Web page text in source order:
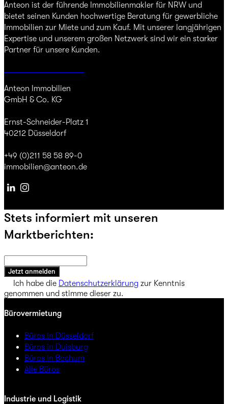
Anteon ist der führende Immobilienmakler für NRW und
bietet seinen Kunden hochwertige Beratung für gewerbliche
Immobilien zur Miete und zum Kauf. Mit unserer langjährigen
Expertise und unserem großen Netzwerk sind wir ein starker
Partner für unsere Kunden.
Anteon Immobilien
GmbH & Co. KG
Ernst-Schneider-Platz 1
40212 Düsseldorf
+49 (0)211 58 58 89-0
immobilien@anteon.de
LinkedinInstagram
Stets informiert mit unseren
Marktberichten:
Jetzt anmelden
Ich habe die Datenschutzerklärung zur Kenntnis
genommen und stimme dieser zu.
Bürovermietung
Büros in Düsseldorf
Büros in Duisburg
Büros in Bochum
Alle Büros
Industrie und Logistik